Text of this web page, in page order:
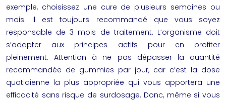
exemple, choisissez une cure de plusieurs semaines ou
mois. Il est toujours recommandé que vous soyez
responsable de 3 mois de traitement. L’organisme doit
s’adapter aux principes actifs pour en profiter
pleinement. Attention à ne pas dépasser la quantité
recommandée de gummies par jour, car c’est la dose
quotidienne la plus appropriée qui vous apportera une
efficacité sans risque de surdosage. Donc, même si vous